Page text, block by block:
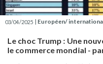
03/04/2025 | Européen/
Le choc Trump : Une
le commerce mondial -